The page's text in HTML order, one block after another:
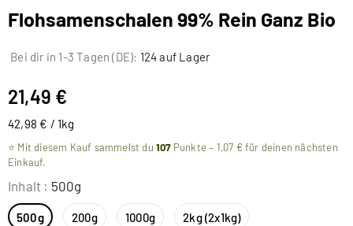
Flohsamenschalen 99% Rein Ganz Bio
Bei dir in 1-3 Tagen (DE): 124 auf Lager
21,49 €
42,98 € / 1kg
⭐ Mit diesem Kauf sammelst du 107Punkte – 1,07 €für deinen nächsten
Einkauf.
Inhalt : 500g
500g 200g 1000g 2kg (2x1kg)